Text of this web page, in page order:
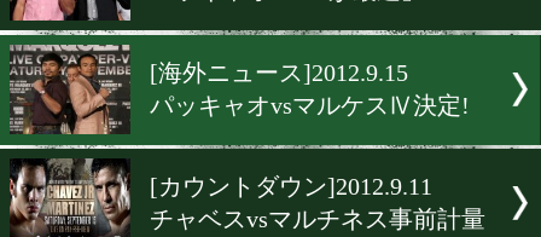
[記者会見]2012.9.18
パッキャオ「KOが最適」